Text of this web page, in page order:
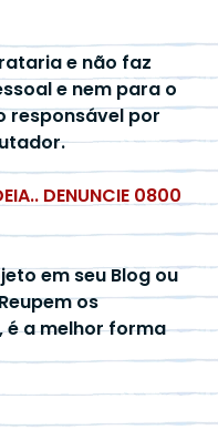
e não faz
e nem para o
responsável por
DENUNCIE 0800
em seu Blog ou
os
é a melhor forma